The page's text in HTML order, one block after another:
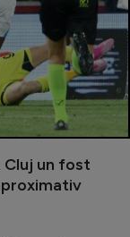
Cluj un fost